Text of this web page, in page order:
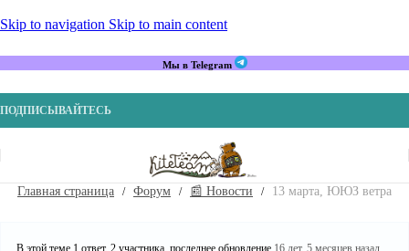
Skip to navigation Skip to main content
Мы в Telegram
ПОДПИСЫВАЙТЕСЬ
Главная страница Форум 📰 Новости 13 марта, ЮЮЗ ветра
В этой теме 1 ответ, 2 участника, последнее обновление 16 лет, 5 месяцев назад